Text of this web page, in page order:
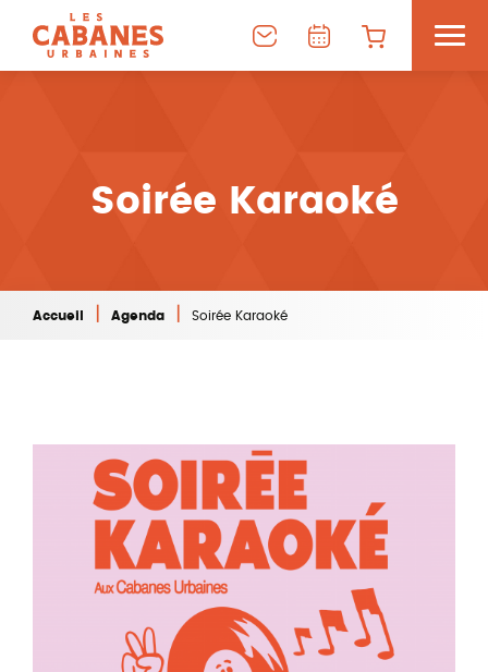
Soirée Karaoké
Accueil Agenda Soirée Karaoké